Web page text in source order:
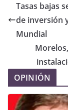
Tasas bajas
de inversión
Mundial
OPINIÓN